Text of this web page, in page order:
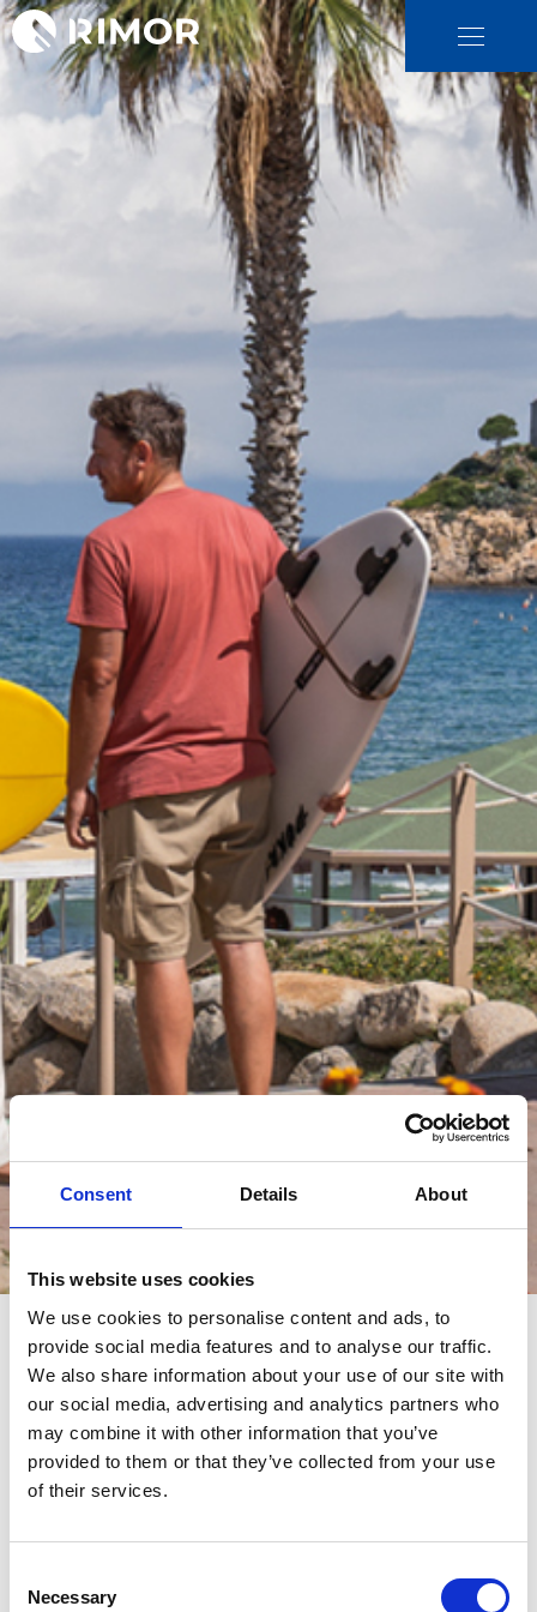
Consent Details About
This website uses cookies
We use cookies to personalise content and ads, to
provide social media features and to analyse our traffic.
We also share information about your use of our site with
our social media, advertising and analytics partners who
may combine it with other information that you’ve
provided to them or that they’ve collected from your use
of their services.
Selection
Necessary
Eventos
eventos